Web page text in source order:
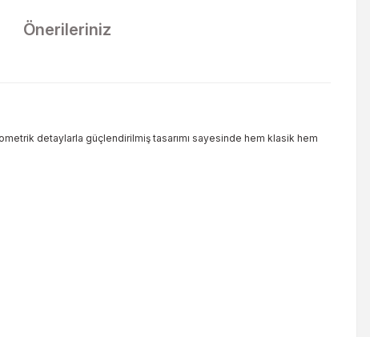
Önerileriniz
detaylarla güçlendirilmiş tasarımı sayesinde hem klasik hem